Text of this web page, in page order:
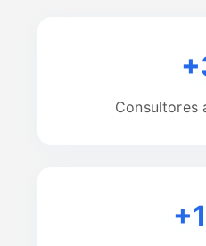
Consultores